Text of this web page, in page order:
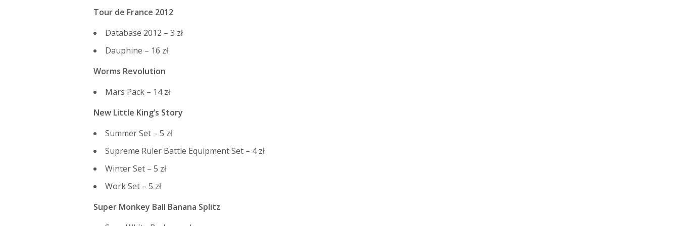
Tour de France 2012
Database 2012 – 3 zł
Dauphine – 16 zł
Worms Revolution
Mars Pack – 14 zł
New Little King’s Story
Summer Set – 5 zł
Supreme Ruler Battle Equipment Set – 4 zł
Winter Set – 5 zł
Work Set – 5 zł
Super Monkey Ball Banana Splitz